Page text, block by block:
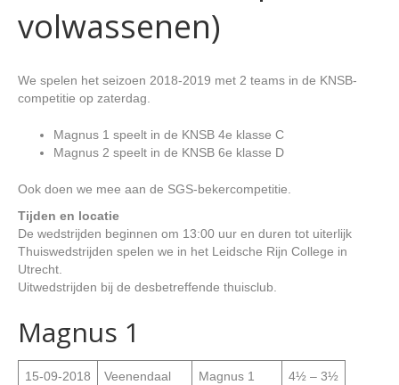
volwassenen)
We spelen het seizoen 2018-2019 met 2 teams in de KNSB-
competitie op zaterdag.
Magnus 1 speelt in de KNSB 4e klasse C
Magnus 2 speelt in de KNSB 6e klasse D
Ook doen we mee aan de SGS-bekercompetitie.
Tijden en locatie
De wedstrijden beginnen om 13:00 uur en duren tot uiterlijk
Thuiswedstrijden spelen we in het Leidsche Rijn College in
Utrecht.
Uitwedstrijden bij de desbetreffende thuisclub.
Magnus 1
15-09-2018 Veenendaal Magnus 1 4½ – 3½